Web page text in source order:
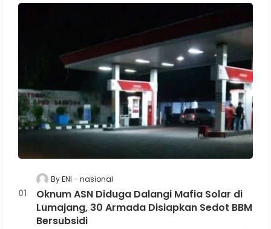
By ENI nasional
Oknum ASN Diduga Dalangi Mafia Solar di
Lumajang, 30 Armada Disiapkan Sedot BBM
Bersubsidi